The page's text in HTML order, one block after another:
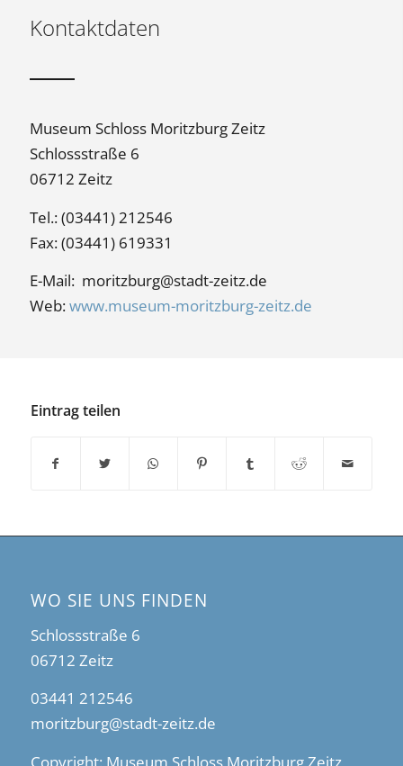
Kontaktdaten
Museum Schloss Moritzburg Zeitz
Schlossstraße 6
06712 Zeitz
Tel.: (03441) 212546
Fax: (03441) 619331
E-Mail: moritzburg@stadt-zeitz.de
Web:www.museum-moritzburg-zeitz.de
Eintrag teilen
WO SIE UNS FINDEN
Schlossstraße 6
06712 Zeitz
03441 212546
moritzburg@stadt-zeitz.de
Copyright: Museum Schloss Moritzburg Zeitz,